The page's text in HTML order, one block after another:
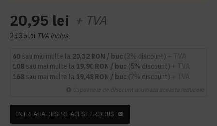
20,95 lei + TVA
25,35 lei TVA inclus
60 sau mai multe la 20,32 RON / buc (3% discount)
108 sau mai multe la 19,90 RON / buc (5% discount)
168 sau mai multe la 19,48 RON / buc (7% discount)
INTREABA DESPRE ACEST PRODUS